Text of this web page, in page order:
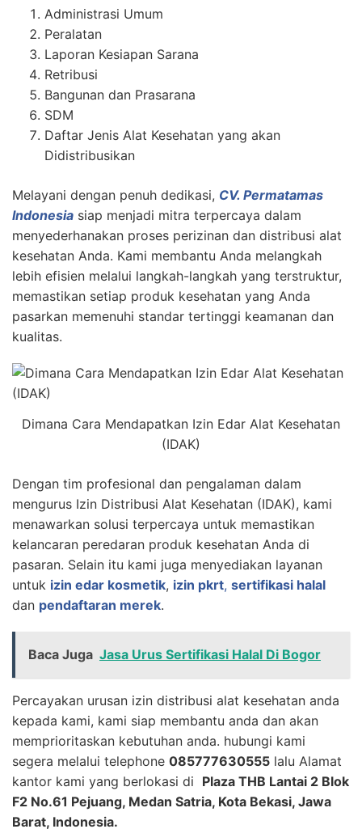
Administrasi Umum
Peralatan
Laporan Kesiapan Sarana
Retribusi
Bangunan dan Prasarana
SDM
Daftar Jenis Alat Kesehatan yang akan
Didistribusikan
Melayani dengan penuh dedikasi, CV. Permatamas
Indonesia siap menjadi mitra terpercaya dalam
menyederhanakan proses perizinan dan distribusi alat
kesehatan Anda. Kami membantu Anda melangkah
lebih efisien melalui langkah-langkah yang terstruktur,
memastikan setiap produk kesehatan yang Anda
pasarkan memenuhi standar tertinggi keamanan dan
kualitas.
Dimana Cara Mendapatkan Izin Edar Alat Kesehatan
(IDAK)
Dengan tim profesional dan pengalaman dalam
mengurus Izin Distribusi Alat Kesehatan (IDAK), kami
menawarkan solusi terpercaya untuk memastikan
kelancaran peredaran produk kesehatan Anda di
pasaran. Selain itu kami juga menyediakan layanan
untuk izin edar kosmetik, izin pkrt, sertifikasi halal
dan pendaftaran merek.
Baca Juga Jasa Urus Sertifikasi Halal Di Bogor
Percayakan urusan izin distribusi alat kesehatan anda
kepada kami, kami siap membantu anda dan akan
memprioritaskan kebutuhan anda. hubungi kami
segera melalui telephone 085777630555 lalu Alamat
kantor kami yang berlokasi di Plaza THB Lantai 2 Blok
F2 No.61 Pejuang, Medan Satria, Kota Bekasi, Jawa
Barat, Indonesia.